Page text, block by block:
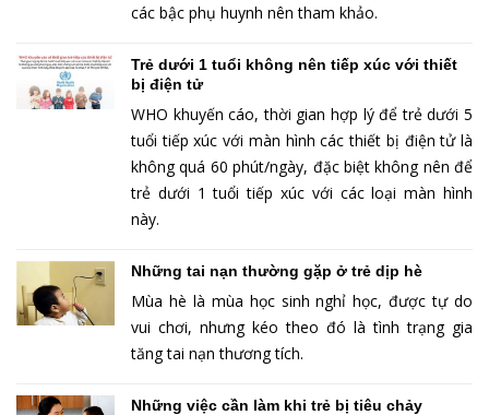
các bậc phụ huynh nên tham khảo.
Trẻ dưới 1 tuổi không nên tiếp xúc với thiết
bị điện tử
WHO khuyến cáo, thời gian hợp lý để trẻ dưới 5
tuổi tiếp xúc với màn hình các thiết bị điện tử là
không quá 60 phút/ngày, đặc biệt không nên để
trẻ dưới 1 tuổi tiếp xúc với các loại màn hình
này.
Những tai nạn thường gặp ở trẻ dịp hè
Mùa hè là mùa học sinh nghỉ học, được tự do
vui chơi, nhưng kéo theo đó là tình trạng gia
tăng tai nạn thương tích.
Những việc cần làm khi trẻ bị tiêu chảy